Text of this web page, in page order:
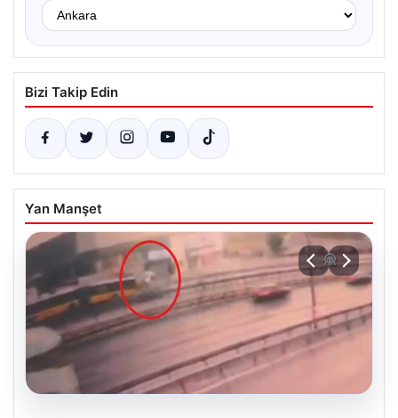
Bizi Takip Edin
Yan Manşet